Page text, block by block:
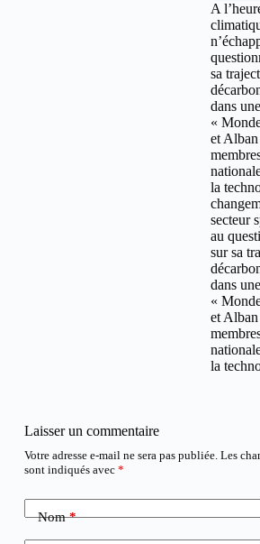
A
sa
dans
«
et
la
secteur
au
sur sa
dans
«
et
la
Laisser un commentaire
Votre adresse e-mail ne sera pas publiée. Les
sont indiqués avec *
Nom*